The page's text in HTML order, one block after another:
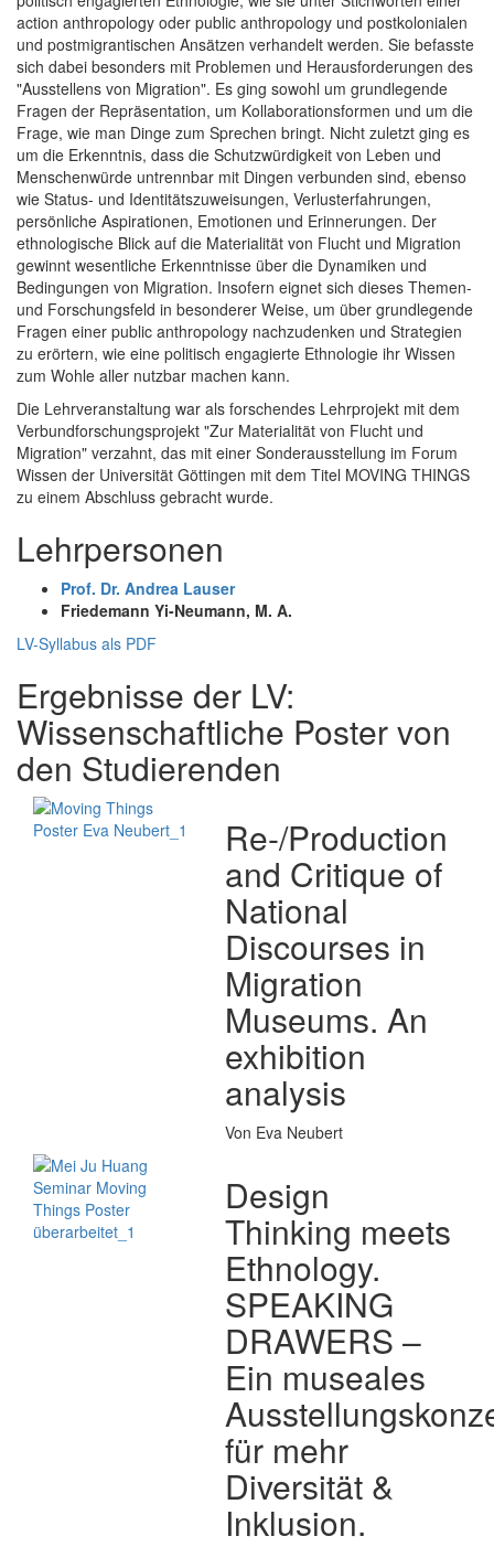
action anthropology oder public anthropology und postkolonialen
und postmigrantischen Ansätzen verhandelt werden. Sie befasste
sich dabei besonders mit Problemen und Herausforderungen des
"Ausstellens von Migration". Es ging sowohl um grundlegende
Fragen der Repräsentation, um Kollaborationsformen und um die
Frage, wie man Dinge zum Sprechen bringt. Nicht zuletzt ging es
um die Erkenntnis, dass die Schutzwürdigkeit von Leben und
Menschenwürde untrennbar mit Dingen verbunden sind, ebenso
wie Status- und Identitätszuweisungen, Verlusterfahrungen,
persönliche Aspirationen, Emotionen und Erinnerungen. Der
ethnologische Blick auf die Materialität von Flucht und Migration
gewinnt wesentliche Erkenntnisse über die Dynamiken und
Bedingungen von Migration. Insofern eignet sich dieses Themen-
und Forschungsfeld in besonderer Weise, um über grundlegende
Fragen einer public anthropology nachzudenken und Strategien
zu erörtern, wie eine politisch engagierte Ethnologie ihr Wissen
zum Wohle aller nutzbar machen kann.
Die Lehrveranstaltung war als forschendes Lehrprojekt mit dem
Verbundforschungsprojekt "Zur Materialität von Flucht und
Migration" verzahnt, das mit einer Sonderausstellung im Forum
Wissen der Universität Göttingen mit dem Titel MOVING THINGS
zu einem Abschluss gebracht wurde.
Lehrpersonen
Prof. Dr. Andrea Lauser
Friedemann Yi-Neumann, M. A.
LV-Syllabus als PDF
Ergebnisse der LV:
Wissenschaftliche Poster von
den Studierenden
Re-/Production
and Critique of
National
Discourses in
Migration
Museums. An
exhibition
analysis
Von Eva Neubert
Design
Thinking meets
Ethnology.
SPEAKING
DRAWERS –
Ein museales
für mehr
Diversität &
Inklusion.